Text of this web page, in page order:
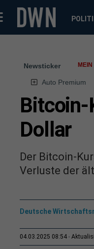
Newsticker
Auto Premium
Bitcoin-
Dollar
Der Bitcoin-
Verluste der
Deutsche
04.03.2025 08:54